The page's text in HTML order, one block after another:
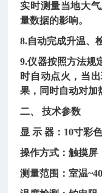
实时测量当地大
量数据的影响。
8.自动完成升温、
9.仪器按照方法规
时自动点火，当
果，同时自动对加
二、
技术参数
显 示 器： 10寸
操作方式：触摸屏
测量范围：室温